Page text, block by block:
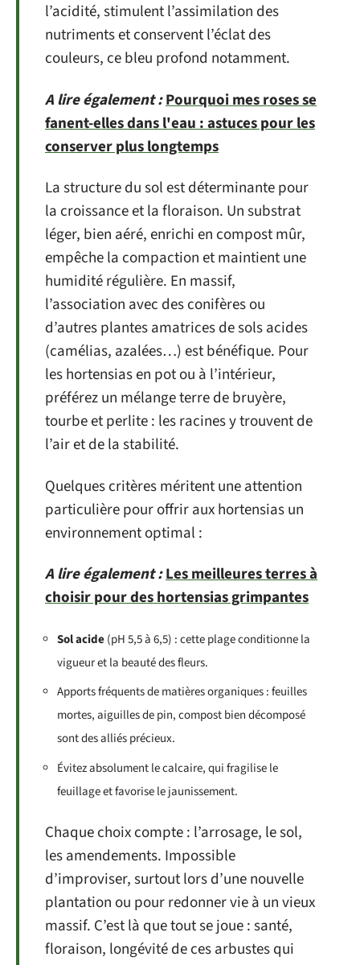
l’acidité, stimulent l’assimilation des
nutriments et conservent l’éclat des
couleurs, ce bleu profond notamment.
A lire également :Pourquoi mes roses se
fanent-elles dans l'eau : astuces pour les
conserver plus longtemps
La structure du sol est déterminante pour
la croissance et la floraison. Un substrat
léger, bien aéré, enrichi en compost mûr,
empêche la compaction et maintient une
humidité régulière. En massif,
l’association avec des conifères ou
d’autres plantes amatrices de sols acides
(camélias, azalées…) est bénéfique. Pour
les hortensias en pot ou à l’intérieur,
préférez un mélange terre de bruyère,
tourbe et perlite : les racines y trouvent de
l’air et de la stabilité.
Quelques critères méritent une attention
particulière pour offrir aux hortensias un
environnement optimal :
A lire également :Les meilleures terres à
choisir pour des hortensias grimpantes
Sol acide(pH 5,5 à 6,5) : cette plage conditionne la
vigueur et la beauté des fleurs.
Apports fréquents de matières organiques : feuilles
mortes, aiguilles de pin, compost bien décomposé
sont des alliés précieux.
Évitez absolument le calcaire, qui fragilise le
feuillage et favorise le jaunissement.
Chaque choix compte : l’arrosage, le sol,
les amendements. Impossible
d’improviser, surtout lors d’une nouvelle
plantation ou pour redonner vie à un vieux
massif. C’est là que tout se joue : santé,
floraison, longévité de ces arbustes qui